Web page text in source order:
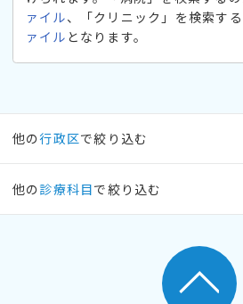
ァイル、「クリニック」を検索す
ァイル となります。
他の行政区で絞り込む
他の 診療科目で絞り込む